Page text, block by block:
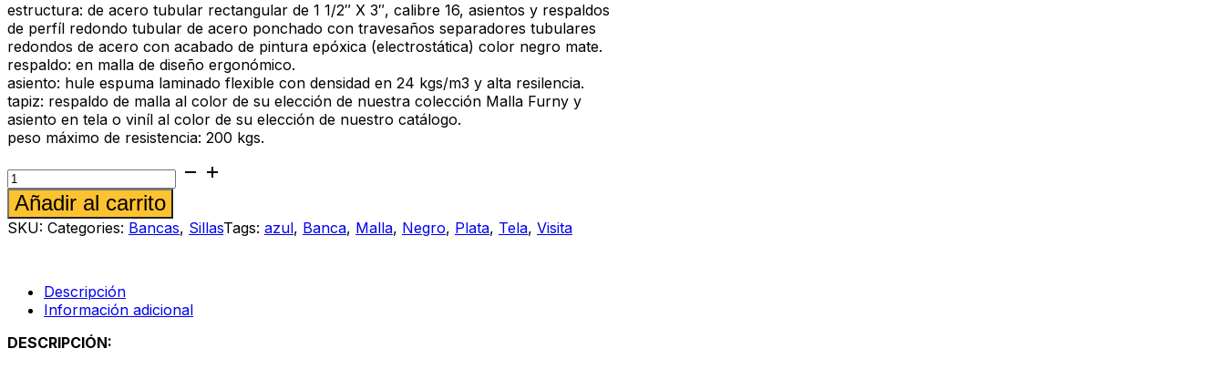
estructura: de acero tubular rectangular de 1 1/2″ X 3″, calibre 16, asientos y respaldos
de perfíl redondo tubular de acero ponchado con travesaños separadores tubulares
redondos de acero con acabado de pintura epóxica (electrostática) color negro mate.
respaldo: en malla de diseño ergonómico.
asiento: hule espuma laminado flexible con densidad en 24 kgs/m3 y alta resilencia.
tapiz: respaldo de malla al color de su elección de nuestra colección Malla Furny y
asiento en tela o viníl al color de su elección de nuestro catálogo.
peso máximo de resistencia: 200 kgs.
Banca
Ricordo
m
2p
plata-
Añadir al carrito
SKU: Categories: Bancas, SillasTags: azul, Banca, Malla, Negro, Plata, Tela, Visita
Descripción
Información adicional
DESCRIPCIÓN: